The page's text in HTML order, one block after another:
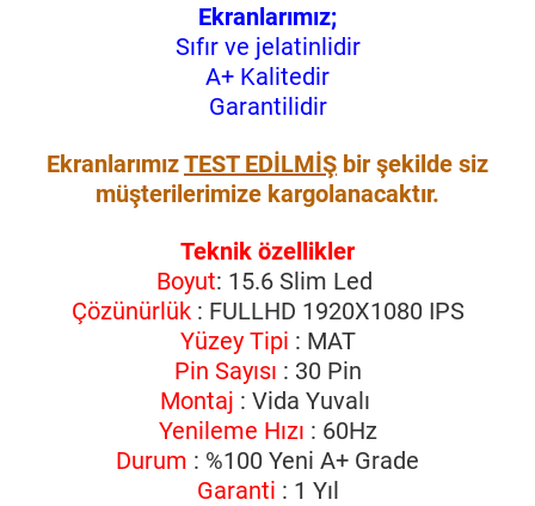
Ekranlarımız;
Sıfır ve jelatinlidir
A+ Kalitedir
Garantilidir
EkranlarımızTEST EDİLMİŞ bir şekilde siz
müşterilerimize kargolanacaktır.
Teknik özellikler
Boyut: 15.6 Slim Led
Çözünürlük: FULLHD 1920X1080 IPS
Yüzey Tipi : MAT
Pin Sayısı : 30 Pin
Montaj : Vida Yuvalı
Yenileme Hızı : 60Hz
Durum : %100 Yeni A+ Grade
Garanti : 1 Yıl